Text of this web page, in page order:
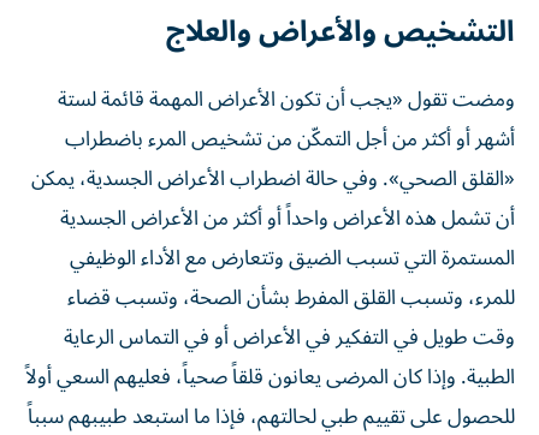
التشخيص والأعراض والعلاج
ومضت تقول «يجب أن تكون الأعراض المهمة قائمة لستة
أشهر أو أكثر من أجل التمكّن من تشخيص المرء باضطراب
«القلق الصحي». وفي حالة اضطراب الأعراض الجسدية، يمكن
أن تشمل هذه الأعراض واحداً أو أكثر من الأعراض الجسدية
المستمرة التي تسبب الضيق وتتعارض مع الأداء الوظيفي
للمرء، وتسبب القلق المفرط بشأن الصحة، وتسبب قضاء
وقت طويل في التفكير في الأعراض أو في التماس الرعاية
الطبية. وإذا كان المرضى يعانون قلقاً صحياً، فعليهم السعي أولاً
للحصول على تقييم طبي لحالتهم، فإذا ما استبعد طبيبهم سبباً